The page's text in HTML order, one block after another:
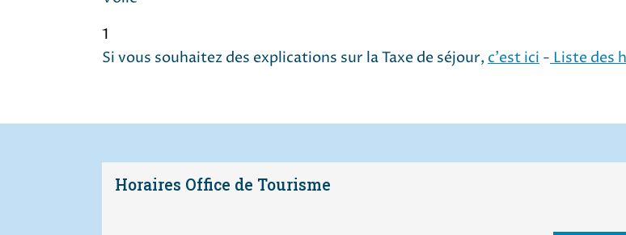
1
Si vous souhaitez des explications sur la Taxe de séjour, c'est ici -Liste des
Horaires Office de Tourisme